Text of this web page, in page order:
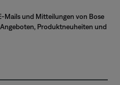
Mails und Mitteilungen von Bose
Produktneuheiten und